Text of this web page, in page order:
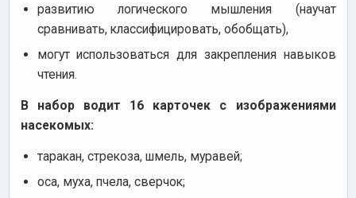
развитию логического мышления (научат
сравнивать, классифицировать, обобщать),
могут использоваться для закрепления навыков
чтения.
В набор водит 16 карточек с изображениями
насекомых:
таракан, стрекоза, шмель, муравей;
оса, муха, пчела, сверчок;